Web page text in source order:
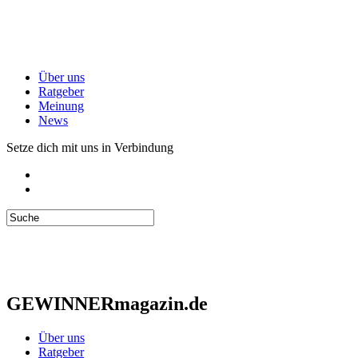
Über uns
Ratgeber
Meinung
News
Setze dich mit uns in Verbindung
GEWINNERmagazin.de
Über uns
Ratgeber